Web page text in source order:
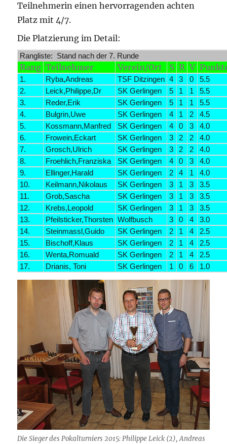
Teilnehmerin einen hervorragenden achten
Platz mit 4/7.
Die Platzierung im Detail:
Rangliste: Stand nach der 7. Runde
Rang Teilnehmer Verein/Ort S R V
1. Ryba,Andreas TSF Ditzingen 4 3 0
5.5
2.
Leick,Philippe,Dr SK Gerlingen 5 1 1
5.5
3.
Reder,Erik SK Gerlingen 5 1 1
5.5
4.
Bulgrin,Uwe SK Gerlingen 4 1 2
4.5
5.
Kossmann,Manfred SK Gerlingen 4 0 3
4.0
6.
Frowein,Eckart SK Gerlingen 3 2 2
4.0
7.
Grosch,Ulrich SK Gerlingen 3 2 2
4.0
8.
Froehlich,Franziska SK Gerlingen 4 0 3
4.0
9.
Ellinger,Harald SK Gerlingen 2 4 1
4.0
10.
Keilmann,Nikolaus SK Gerlingen 3 1 3
3.5
11.
Grob,Sascha SK Gerlingen 3 1 3
3.5
12.
Krebs,Leopold SK Gerlingen 3 1 3
3.5
13.
Pfeilsticker,Thorsten Wolfbusch 3 0 4
3.0
14.
Steinmassl,Guido SK Gerlingen 2 1 4
2.5
15.
Bischoff,Klaus SK Gerlingen 2 1 4
2.5
16.
Wenta,Romuald SK Gerlingen 2 1 4
2.5
17.
Drianis, Toni SK Gerlingen 1 0 6 1.0
Die Sieger des Pokalturniers 2015: Philippe Leick (2), Andreas